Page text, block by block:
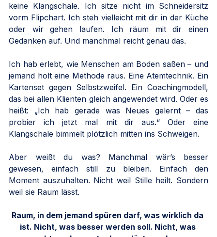
keine Klangschale. Ich sitze nicht im Schneidersitz
vorm Flipchart. Ich steh vielleicht mit dir in der Küche
oder wir gehen laufen. Ich räum mit dir einen
Gedanken auf. Und manchmal reicht genau das.
Ich hab erlebt, wie Menschen am Boden saßen – und
jemand holt eine Methode raus. Eine Atemtechnik. Ein
Kartenset gegen Selbstzweifel. Ein Coachingmodell,
das bei allen Klienten gleich angewendet wird. Oder es
heißt: „Ich hab gerade was Neues gelernt – das
probier ich jetzt mal mit dir aus.“ Oder eine
Klangschale bimmelt plötzlich mitten ins Schweigen.
Aber weißt du was? Manchmal wär’s besser
gewesen, einfach still zu bleiben. Einfach den
Moment auszuhalten. Nicht weil Stille heilt. Sondern
weil sie Raum lässt.
Raum, in dem jemand spüren darf, was wirklich da
ist. Nicht, was besser werden soll. Nicht, was